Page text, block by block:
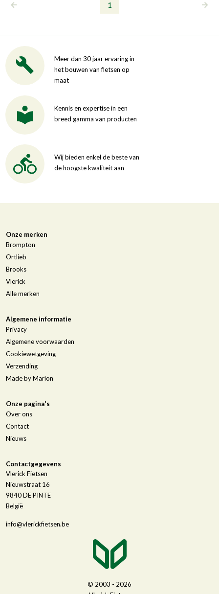
1
Meer dan 30 jaar ervaring in
het bouwen van fietsen op
maat
Kennis en expertise in een
breed gamma van producten
Wij bieden enkel de beste van
de hoogste kwaliteit aan
Onze merken
Brompton
Ortlieb
Brooks
Vlerick
Alle merken
Algemene informatie
Privacy
Algemene voorwaarden
Cookiewetgeving
Verzending
Made by Marlon
Onze pagina's
Over ons
Contact
Nieuws
Contactgegevens
Vlerick Fietsen
Nieuwstraat 16
9840DE PINTE
België
info@vlerickfietsen.be
© 2003 - 2026